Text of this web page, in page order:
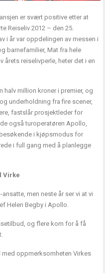
er svært positive etter at
Reiseliv 2012 – den 25.
i år var oppdelingen av messen i
barnefamilier, Mat fra hele
årets reiselivperle, heter det i en
halv million kroner i premier, og
underholdning fra fire scener,
fastslår prosjektleder for
også turoperatøren Apollo,
i kjøpsmodus for
i full gang med å planlegge
Virke
men neste år ser vi at vi
Helen Begby i Apollo.
og flere kom for å få
med oppmerksomheten Virkes